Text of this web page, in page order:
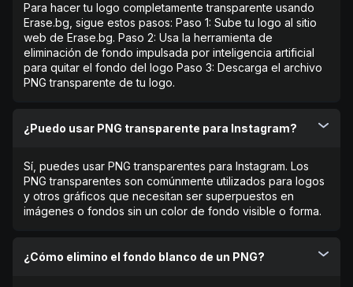
Para hacer tu logo completamente transparente usando
Erase.bg, sigue estos pasos: Paso 1: Sube tu logo al sitio
web de Erase.bg. Paso 2: Usa la herramienta de
eliminación de fondo impulsada por inteligencia artificial
para quitar el fondo del logo Paso 3: Descarga el archivo
PNG transparente de tu logo.
¿Puedo usar PNG transparente para Instagram?
Sí, puedes usar PNG transparentes para Instagram. Los
PNG transparentes son comúnmente utilizados para logos
y otros gráficos que necesitan ser superpuestos en
imágenes o fondos sin un color de fondo visible o forma.
¿Cómo elimino el fondo blanco de un PNG?